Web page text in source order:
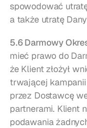
spowodować
a także utratę
5.6 Darmowy
mieć prawo do
że Klient złożył
trwającej
przez Dostawcę
partnerami. Klient
podawania